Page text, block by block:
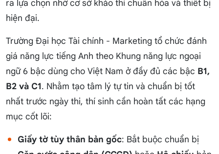
ra lựa chọn nhờ cơ sở khảo thí chuẩn hóa và thiết bị
hiện đại.
Trường Đại học Tài chính - Marketing tổ chức đánh
giá năng lực tiếng Anh theo Khung năng lực ngoại
ngữ 6 bậc dùng cho Việt Nam ở đầy đủ các bậc B1,
B2 và C1. Nhằm tạo tâm lý tự tin và chuẩn bị tốt
nhất trước ngày thi, thí sinh cần hoàn tất các hạng
mục cốt lõi:
Giấy tờ tùy thân bản gốc: Bắt buộc chuẩn bị